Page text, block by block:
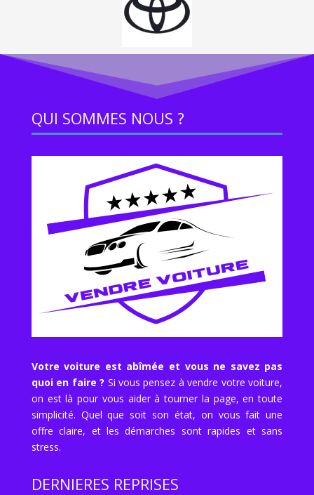
QUI SOMMES NOUS ?
Votre voiture est abîmée et vous ne savez pas
quoi en faire ? Si vous pensez à vendre votre voiture,
on est là pour vous aider à tourner la page, en toute
simplicité. Quel que soit son état, on vous fait une
offre claire, et les démarches sont rapides et sans
stress.
DERNIERES REPRISES